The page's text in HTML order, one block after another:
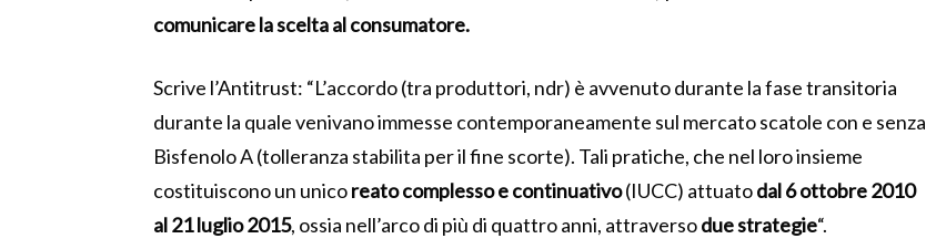
comunicare la scelta al consumatore.
Scrive l’Antitrust: “L’accordo (tra produttori, ndr) è avvenuto durante la fase transitoria
durante la quale venivano immesse contemporaneamente sul mercato scatole con e senza
Bisfenolo A (tolleranza stabilita per il fine scorte). Tali pratiche, che nel loro insieme
costituiscono un unicoreato complesso e continuativo(IUCC) attuatodal 6 ottobre 2010
al 21 luglio 2015, ossia nell’arco di più di quattro anni, attraversoduestrategie“.